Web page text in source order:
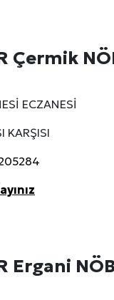
Çermik
ECZANESİ
KARŞISI
Ergani